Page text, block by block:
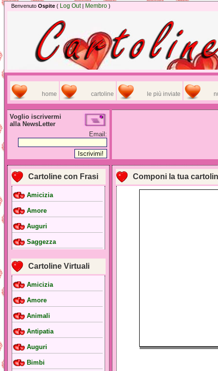
Benvenuto Ospite ( Log Out| Membro )
home cartoline le più inviate
Voglio iscrivermi
alla NewsLetter
Email:
Cartoline con Frasi
Amicizia
Amore
Auguri
Saggezza
Cartoline Virtuali
Amicizia
Amore
Animali
Antipatia
Auguri
Bimbi
Componi la tua